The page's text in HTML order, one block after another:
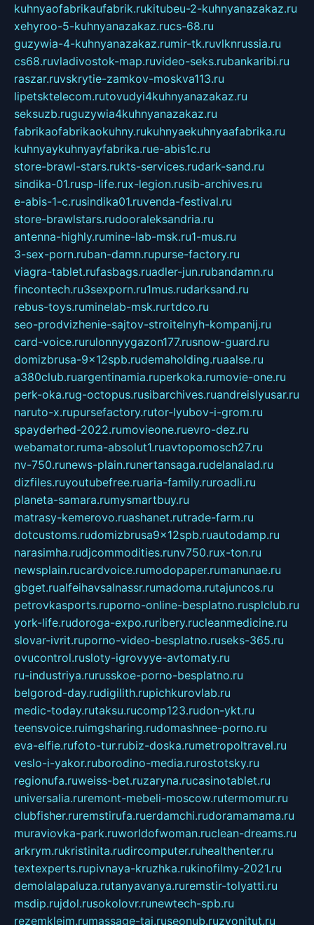
kuhnyaofabrikaufabrik.rukitubeu-2-kuhnyanazakaz.ru
xehyroo-5-kuhnyanazakaz.rucs-68.ru
guzywia-4-kuhnyanazakaz.rumir-tk.ruvlknrussia.ru
cs68.ruvladivostok-map.ruvideo-seks.rubankaribi.ru
raszar.ruvskrytie-zamkov-moskva113.ru
lipetsktelecom.rutovudyi4kuhnyanazakaz.ru
seksuzb.ruguzywia4kuhnyanazakaz.ru
fabrikaofabrikaokuhny.rukuhnyaekuhnyaafabrika.ru
kuhnyaykuhnyayfabrika.rue-abis1c.ru
store-brawl-stars.rukts-services.rudark-sand.ru
sindika-01.rusp-life.rux-legion.rusib-archives.ru
e-abis-1-c.rusindika01.ruvenda-festival.ru
store-brawlstars.rudooraleksandria.ru
antenna-highly.rumine-lab-msk.ru1-mus.ru
3-sex-porn.ruban-damn.rupurse-factory.ru
viagra-tablet.rufasbags.ruadler-jun.rubandamn.ru
fincontech.ru3sexporn.ru1mus.rudarksand.ru
rebus-toys.ruminelab-msk.rurtdco.ru
seo-prodvizhenie-sajtov-stroitelnyh-kompanij.ru
card-voice.rurulonnyygazon177.rusnow-guard.ru
domizbrusa-9x12spb.rudemaholding.ruaalse.ru
a380club.ruargentinamia.ruperkoka.rumovie-one.ru
perk-oka.rug-octopus.rusibarchives.ruandreislyusar.ru
naruto-x.rupursefactory.rutor-lyubov-i-grom.ru
spayderhed-2022.rumovieone.ruevro-dez.ru
webamator.ruma-absolut1.ruavtopomosch27.ru
nv-750.runews-plain.runertansaga.rudelanalad.ru
dizfiles.ruyoutubefree.ruaria-family.ruroadli.ru
planeta-samara.rumysmartbuy.ru
matrasy-kemerovo.ruashanet.rutrade-farm.ru
dotcustoms.rudomizbrusa9x12spb.ruautodamp.ru
narasimha.rudjcommodities.runv750.rux-ton.ru
newsplain.rucardvoice.rumodopaper.rumanunae.ru
gbget.rualfeihavsalnassr.rumadoma.rutajuncos.ru
petrovkasports.ruporno-online-besplatno.rusplclub.ru
york-life.rudoroga-expo.ruribery.rucleanmedicine.ru
slovar-ivrit.ruporno-video-besplatno.ruseks-365.ru
ovucontrol.rusloty-igrovyye-avtomaty.ru
ru-industriya.rurusskoe-porno-besplatno.ru
belgorod-day.rudigilith.rupichkurovlab.ru
medic-today.rutaksu.rucomp123.rudon-ykt.ru
teensvoice.ruimgsharing.rudomashnee-porno.ru
eva-elfie.rufoto-tur.rubiz-doska.rumetropoltravel.ru
veslo-i-yakor.ruborodino-media.rurostotsky.ru
regionufa.ruweiss-bet.ruzaryna.rucasinotablet.ru
universalia.ruremont-mebeli-moscow.rutermomur.ru
clubfisher.ruremstirufa.ruerdamchi.rudoramamama.ru
muraviovka-park.ruworldofwoman.ruclean-dreams.ru
arkrym.rukristinita.rudircomputer.ruhealthenter.ru
textexperts.rupivnaya-kruzhka.rukinofilmy-2021.ru
demolalapaluza.rutanyavanya.ruremstir-tolyatti.ru
msdip.rujdol.rusokolovr.runewtech-spb.ru
rezemkleim.rumassage-tai.ruseonub.ruzvonitut.ru